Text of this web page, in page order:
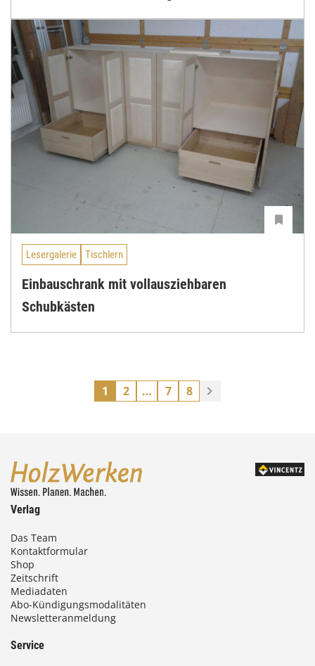
Lesergalerie Tischlern
Einbauschrank mit vollausziehbaren
Schubkästen
1 2 … 7 8
Verlag
Das Team
Kontaktformular
Shop
Zeitschrift
Mediadaten
Abo-Kündigungsmodalitäten
Newsletteranmeldung
Service